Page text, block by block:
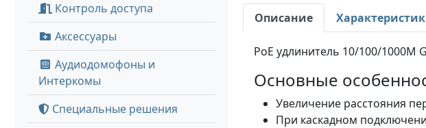
Контроль доступа
Аксессуары
Аудиодомофоны и
Интеркомы
Специальные решения
Описание
PoE удлинитель 10/100/1000M
Основные
Увеличение расстояния
При каскадном